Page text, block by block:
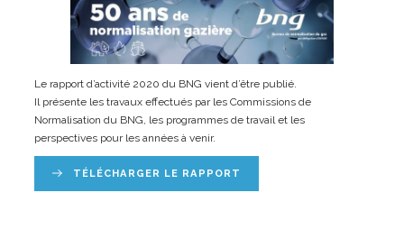
Le rapport d’activité 2020 du BNG vient d’être publié.
Il présente les travaux effectués par les Commissions de
Normalisation du BNG, les programmes de travail et les
perspectives pour les années à venir.
TÉLÉCHARGER LE RAPPORT